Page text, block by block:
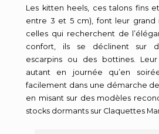
Les kitten heels, ces talons fins
entre 3 et 5 cm), font leur grand
celles qui recherchent de
confort, ils se déclinent sur
escarpins ou des bottines.
autant en journée qu’en
facilement dans une démarche
en misant sur des modèles
stocks dormants sur Claquettes